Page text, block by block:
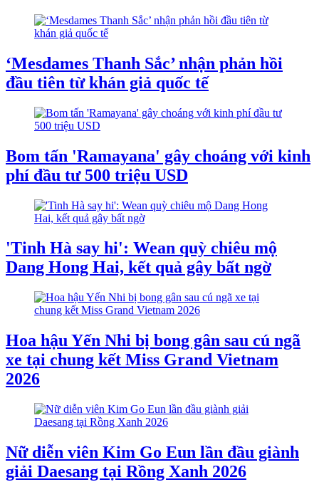
‘Mesdames Thanh Sắc’ nhận phản hồi
đầu tiên từ khán giả quốc tế
Bom tấn 'Ramayana' gây choáng với kinh
phí đầu tư 500 triệu USD
'Tinh Hà say hi': Wean quỳ chiêu mộ
Dang Hong Hai, kết quả gây bất ngờ
Hoa hậu Yến Nhi bị bong gân sau cú ngã
xe tại chung kết Miss Grand Vietnam
2026
Nữ diễn viên Kim Go Eun lần đầu giành
giải Daesang tại Rồng Xanh 2026